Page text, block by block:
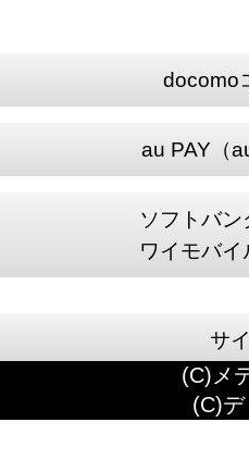
docomo
au PAY（
ソフトバ
ワイモバ
サ
(C)メ
(C)